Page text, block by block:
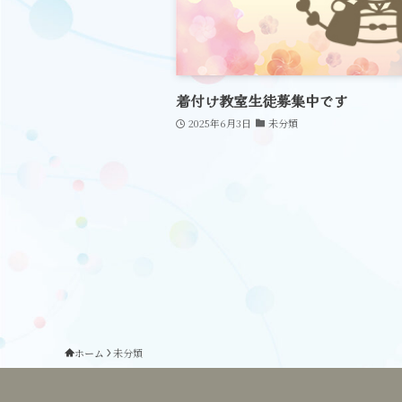
着付け教室生徒募集中です
2025年6月3日 未分類
ホーム 未分類